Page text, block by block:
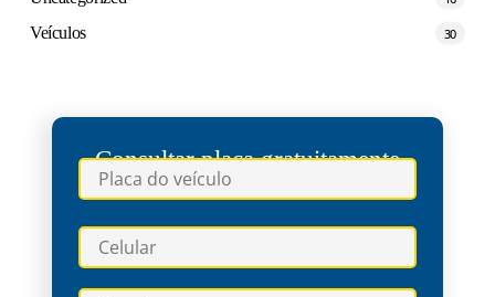
Veículos 30
Consultar placa gratuitamente